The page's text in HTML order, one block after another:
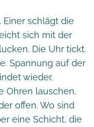
Einer schlägt die
sich mit der
Die Uhr tickt.
Spannung auf der
wieder.
Ohren lauschen.
offen. Wo sind
eine Schicht, die